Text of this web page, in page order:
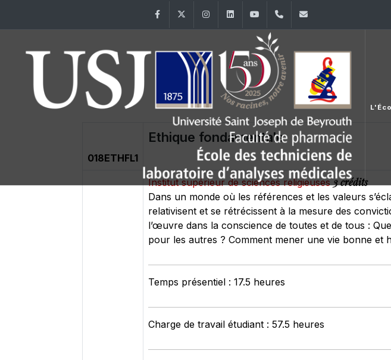
FacebookTwitter InstagramLinkedInYouTube+961 (1) 421 258
018ETHFL1
Ethique fondamentale
Institut supérieur de sciences religieuses3 crédits
Dans un monde où les références et les valeurs
relativisent et se rétrécissent à la mesure des
l’œuvre dans la conscience de toutes et de tous :
pour les autres ? Comment mener une vie bonne et
Temps présentiel : 17.5 heures
Charge de travail étudiant : 57.5 heures